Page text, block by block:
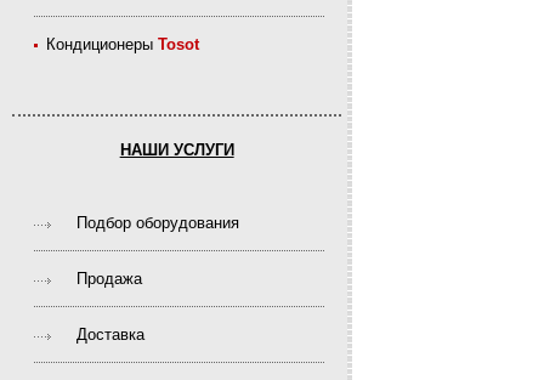
КондиционерыTosot
НАШИ УСЛУГИ
Подбор оборудования
Продажа
Доставка